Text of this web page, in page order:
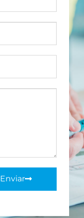
Enviar